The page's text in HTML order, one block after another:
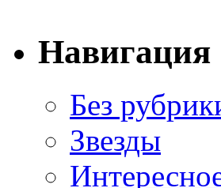
Навигация
Без
Звезды